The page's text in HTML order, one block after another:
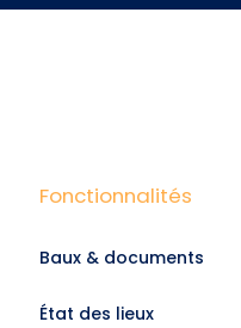
Fonctionnalités
Baux & documents
État des lieux